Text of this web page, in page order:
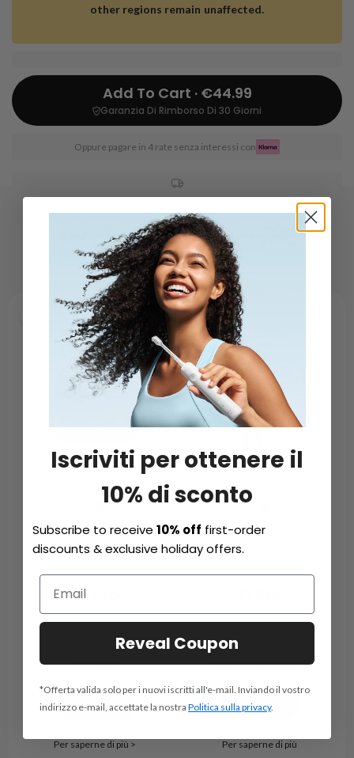
other regions remain unaffected.
Add To Cart · €44.99
Garanzia Di Rimborso Di 30 Giorni
Oppure pagare in 4 rate senza interessi con
Scegliete il vostro rasoio
NUOVO
P3 Pro
Rasoio lineare
€ 199.99
Acquista
Per saperne di più >
NUOVO
Rasoio lineare
A partire da € 129,99
Acquista
Per saperne di più
Iscriviti per ottenere il
10% di sconto
Subscribe to receive10% off first-order
discounts & exclusive holiday offers.
Reveal Coupon
*Offerta valida solo per i nuovi iscritti all'e-mail. Inviando il vostro
indirizzo e-mail, accettate la nostraPolitica sulla privacy.